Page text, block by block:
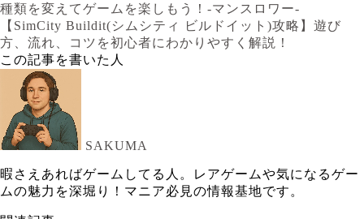
種類を変えてゲームを楽しもう！-マンスロワー-
【SimCity Buildit(シムシティ ビルドイット)攻略】遊び
方、流れ、コツを初心者にわかりやすく解説！
この記事を書いた人
SAKUMA
暇さえあればゲームしてる人。レアゲームや気になるゲー
ムの魅力を深堀り！マニア必見の情報基地です。